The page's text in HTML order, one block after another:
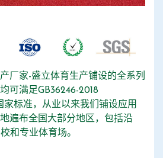
厂家-盛立体育生产铺设的全系列
可满足GB36246-2018
家标准，从业以来我们铺设应用
遍布全国大部分地区，包括沿
和专业体育场。